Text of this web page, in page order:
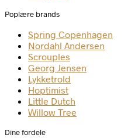
Poplære brands
Spring Copenhagen
Nordahl Andersen
Scrouples
Georg Jensen
Lykketrold
Hoptimist
Little Dutch
Willow Tree
Dine fordele